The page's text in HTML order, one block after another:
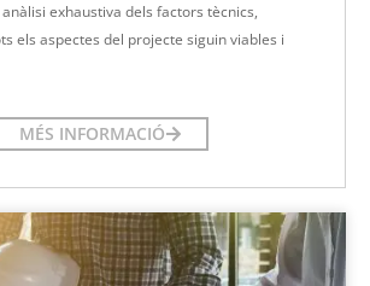
exhaustiva dels factors tècnics,
els aspectes del projecte siguin viables i
MÉS INFORMACIÓ